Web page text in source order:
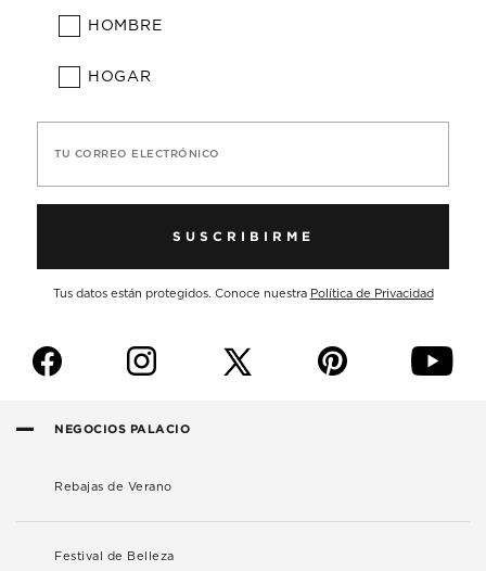
HOMBRE
HOGAR
TU CORREO ELECTRÓNICO
SUSCRIBIRME
Tus datos están protegidos. Conoce nuestra Política de Privacidad
f i p y
NEGOCIOS PALACIO
Rebajas de Verano
Festival de Belleza